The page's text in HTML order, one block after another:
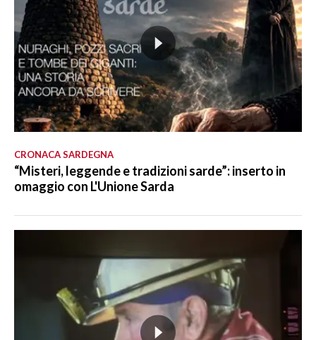
CRONACA SARDEGNA
“Misteri, leggende e tradizioni sarde”: inserto in
omaggio con L'Unione Sarda